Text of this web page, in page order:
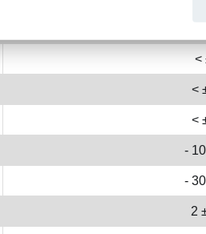
<
<
<
-
-
2